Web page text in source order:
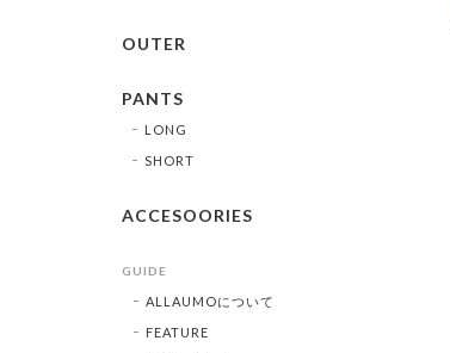
OUTER
PANTS
LONG
SHORT
ACCESOORIES
GUIDE
ALLAUMOについて
FEATURE